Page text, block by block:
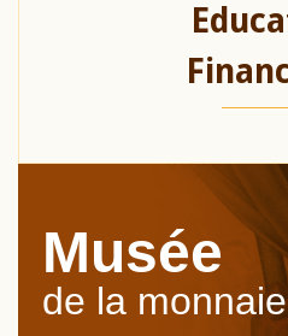
Musée
de la monnaie